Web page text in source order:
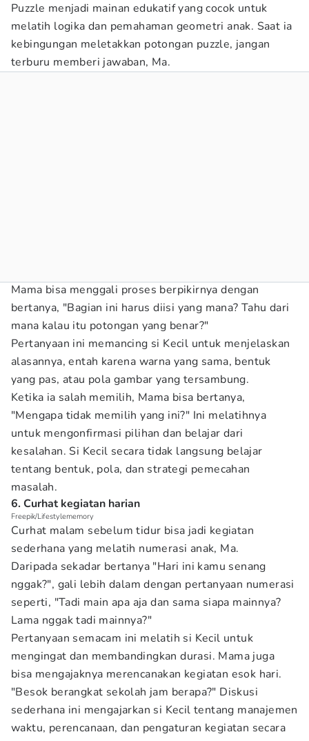
Puzzle menjadi mainan edukatif yang cocok untuk
melatih logika dan pemahaman geometri anak. Saat ia
kebingungan meletakkan potongan puzzle, jangan
terburu memberi jawaban, Ma.
Mama bisa menggali proses berpikirnya dengan
bertanya, "Bagian ini harus diisi yang mana? Tahu dari
mana kalau itu potongan yang benar?"
Pertanyaan ini memancing si Kecil untuk menjelaskan
alasannya, entah karena warna yang sama, bentuk
yang pas, atau pola gambar yang tersambung.
Ketika ia salah memilih, Mama bisa bertanya,
"Mengapa tidak memilih yang ini?" Ini melatihnya
untuk mengonfirmasi pilihan dan belajar dari
kesalahan. Si Kecil secara tidak langsung belajar
tentang bentuk, pola, dan strategi pemecahan
masalah.
6. Curhat kegiatan harian
Freepik/Lifestylememory
Curhat malam sebelum tidur bisa jadi kegiatan
sederhana yang melatih numerasi anak, Ma.
Daripada sekadar bertanya "Hari ini kamu senang
nggak?", gali lebih dalam dengan pertanyaan numerasi
seperti, "Tadi main apa aja dan sama siapa mainnya?
Lama nggak tadi mainnya?"
Pertanyaan semacam ini melatih si Kecil untuk
mengingat dan membandingkan durasi. Mama juga
bisa mengajaknya merencanakan kegiatan esok hari.
"Besok berangkat sekolah jam berapa?" Diskusi
sederhana ini mengajarkan si Kecil tentang manajemen
waktu, perencanaan, dan pengaturan kegiatan secara